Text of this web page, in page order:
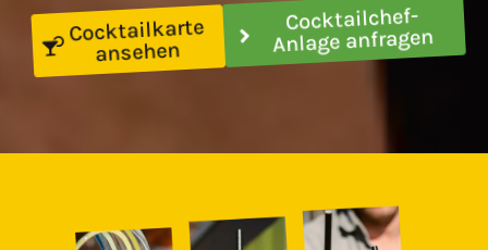
Cocktailkarte
ansehen
Cocktailchef-
Anlage anfragen